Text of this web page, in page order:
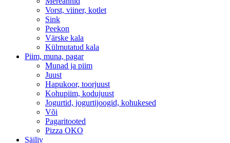
Vorst, viiner, kotlet
Sink
Peekon
Värske kala
Külmutatud kala
Piim, muna, pagar
Munad ja piim
Juust
Hapukoor, toorjuust
Kohupiim, kodujuust
Jogurtid, jogurtijoogid, kohukesed
Või
Pagaritooted
Pizza OKO
Säiliv